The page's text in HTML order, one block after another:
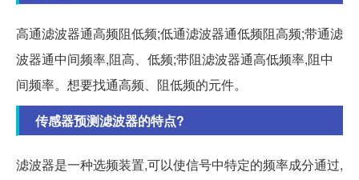
高通滤波器通高频阻低频;低通滤波器通低频阻高频;带通滤
波器通中间频率,阻高、低频;带阻滤波器通高低频率,阻中
间频率。想要找通高频、阻低频的元件。
传感器预测滤波器的特点?
滤波器是一种选频装置,可以使信号中特定的频率成分通过,